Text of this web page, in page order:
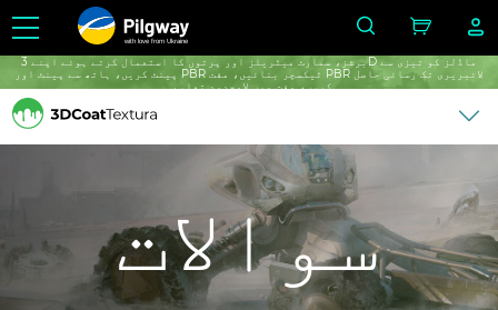
with love from Ukraine
برشز، سمارٹ میٹریلز اور پرتوں کا استعمال کرتے ہوئے اپنے 3D ماڈلز کو تیزی سے
پینٹ کریں، ہاتھ سے پینٹ اور PBR ٹیکسچر بنائیں، مفت PBR لائبریری تک رسائی حاصل
کریں، مفت میں لامحدود تعلیم۔
سوالات